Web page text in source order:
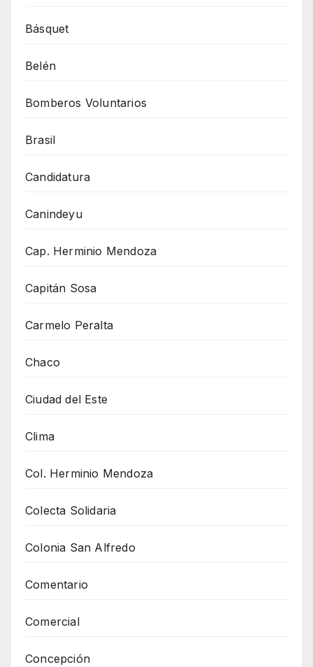
Básquet
Belén
Bomberos Voluntarios
Brasil
Candidatura
Canindeyu
Cap. Herminio Mendoza
Capitán Sosa
Carmelo Peralta
Chaco
Ciudad del Este
Clima
Col. Herminio Mendoza
Colecta Solidaria
Colonia San Alfredo
Comentario
Comercial
Concepción